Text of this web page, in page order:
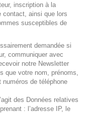
inscription à la
contact, ainsi que lors
susceptibles de
demandée si
communiquer avec
notre Newsletter
que votre nom, prénoms,
de téléphone
des Données relatives
: l’adresse IP, le